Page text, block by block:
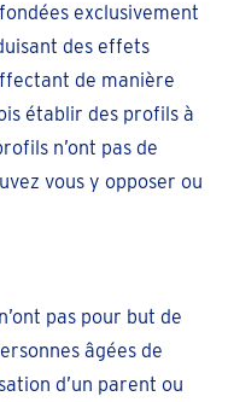
exclusivement
des effets
de manière
établir des profils à
n’ont pas de
vous y opposer ou
pas pour but de
âgées de
d’un parent ou